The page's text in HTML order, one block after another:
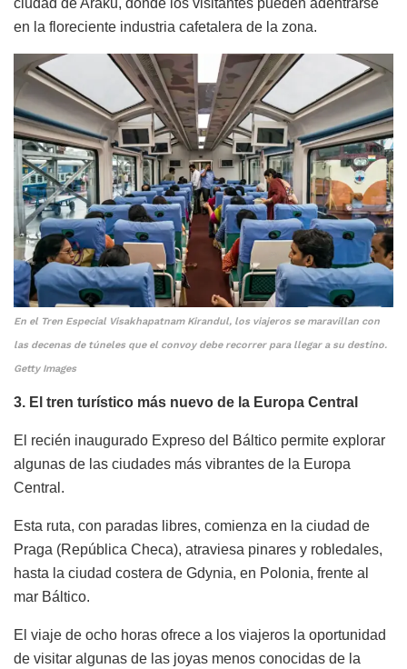
ciudad de Araku, donde los visitantes pueden adentrarse
en la floreciente industria cafetalera de la zona.
En el Tren Especial Visakhapatnam Kirandul, los viajeros se maravillan con
las decenas de túneles que el convoy debe recorrer para llegar a su destino.
Getty Images
3. El tren turístico más nuevo de la Europa Central
El recién inaugurado Expreso del Báltico permite explorar
algunas de las ciudades más vibrantes de la Europa
Central.
Esta ruta, con paradas libres, comienza en la ciudad de
Praga (República Checa), atraviesa pinares y robledales,
hasta la ciudad costera de Gdynia, en Polonia, frente al
mar Báltico.
El viaje de ocho horas ofrece a los viajeros la oportunidad
de visitar algunas de las joyas menos conocidas de la